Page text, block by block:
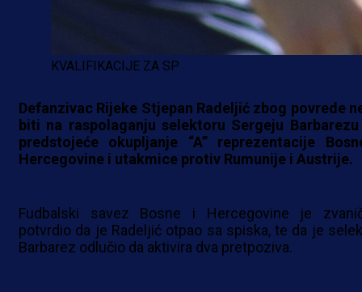
KVALIFIKACIJE ZA SP
Defanzivac Rijeke Stjepan Radeljić zbog povrede
biti na raspolaganju selektoru Sergeju
predstojeće okupljanje “A” reprezentacije
Hercegovine i utakmice protiv Rumunije i Austrije.
Fudbalski savez Bosne i Hercegovine je
potvrdio da je Radeljić otpao sa spiska, te da je
Barbarez odlučio da aktivira dva pretpoziva.